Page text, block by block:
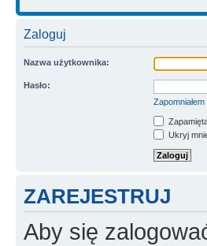
Zaloguj
Nazwa użytkownika:
Hasło:
Zapomniałem
Ukryj
ZAREJESTRUJ
Aby się